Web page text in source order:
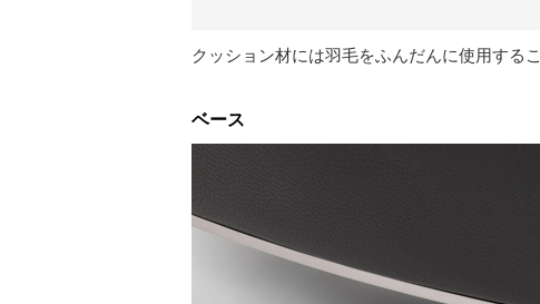
クッション材には羽毛をふんだんに使用する
ベース